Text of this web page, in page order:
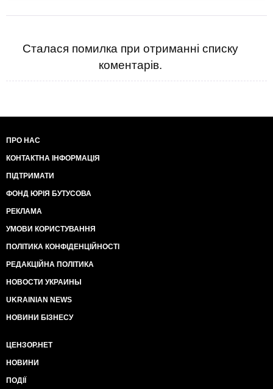
Сталася помилка при отриманні списку
коментарів.
ПРО НАС
КОНТАКТНА ІНФОРМАЦІЯ
ПІДТРИМАТИ
ФОНД ЮРІЯ БУТУСОВА
РЕКЛАМА
УМОВИ КОРИСТУВАННЯ
ПОЛІТИКА КОНФІДЕНЦІЙНОСТІ
РЕДАКЦІЙНА ПОЛІТИКА
НОВОСТИ УКРАИНЫ
UKRAINIAN NEWS
НОВИНИ БІЗНЕСУ
ЦЕНЗОР.НЕТ
НОВИНИ
ПОДІЇ